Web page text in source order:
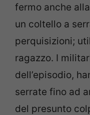
fermo anche
un coltello a
perquisizioni;
ragazzo. I
dell’episodio,
serrate fino ad
del presunto